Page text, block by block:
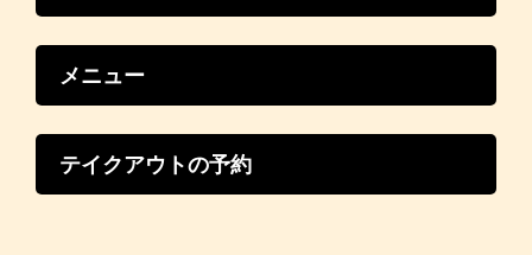
メニュー
テイクアウトの予約